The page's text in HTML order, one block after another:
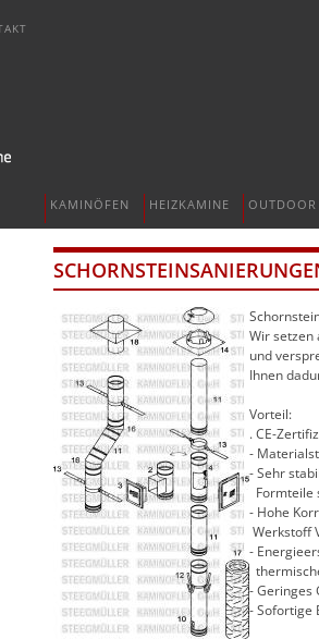
KAMINÖFEN HEIZKAMINE OUTDOOR
Wir setzen
und
Ihnen
Vorteil:
. CE-
-
- Sehr
Formteile
- Hohe
Werkstoff
-
- Geringes
- Sofortige